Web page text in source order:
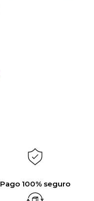
Pago 100% seguro